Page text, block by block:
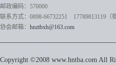
邮政编码：570000
联系方式：0898-66732251 17789813119（
协会邮箱： hnztbxh@163.com
Copyright ©2008 www.hntba.com All